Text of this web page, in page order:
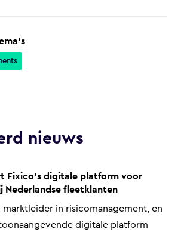
nieuws
Fixico’s digitale platform voor
Nederlandse fleetklanten
in risicomanagement, en
toonaangevende digitale platform